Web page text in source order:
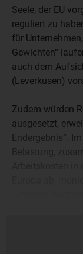
Seele, der EU
reguliert zu
für
Gewichten“
auch dem
(Leverkusen)
Zudem würden
ausgesetzt,
Endergebnis“.
Belastung,